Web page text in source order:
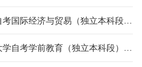
2017年辽东学院自考国际经济与贸易（独立本科段）考试计划
2017年沈阳师范大学自考学前教育（独立本科段）考试计划